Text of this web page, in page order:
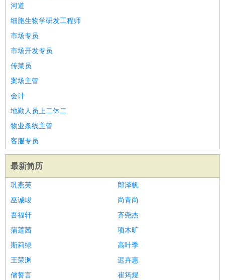
河道
细胞生物学研发工程师
市场专员
市场开发专员
传菜员
案场主管
会计
地勤人员上二休二
物业条线主管
客服专员
最新简历
巩燕芙
郎泽帆
巫诚峻
尚青尚
吾福轩
齐尧杰
蒲莲茜
项木旷
斯莉绿
高叶季
王荣渊
迟卉惠
储誓言
崔筠煜